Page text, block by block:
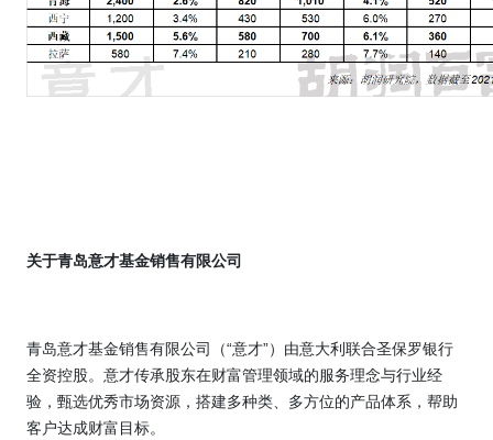
关于青岛意才基金销售有限公司
青岛意才基金销售有限公司（“意才”）由意大利联合圣保罗银行
全资控股。意才传承股东在财富管理领域的服务理念与行业经
验，甄选优秀市场资源，搭建多种类、多方位的产品体系，帮助
客户达成财富目标。